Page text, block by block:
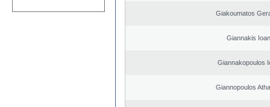
Giakoumatos
Giannakis
Giannakopoulos
Giannopoulos